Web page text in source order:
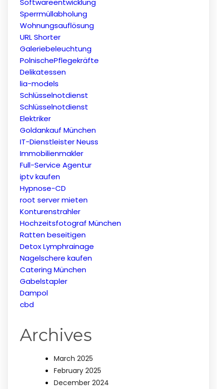
Softwareentwicklung
Sperrmüllabholung
Wohnungsauflösung
URL Shorter
Galeriebeleuchtung
PolnischePflegekräfte
Delikatessen
lia-models
Schlüsselnotdienst
Schlüsselnotdienst
Elektriker
Goldankauf München
IT-Dienstleister Neuss
Immobilienmakler
Full-Service Agentur
iptv kaufen
Hypnose-CD
root server mieten
Konturenstrahler
Hochzeitsfotograf München
Ratten beseitigen
Detox Lymphrainage
Nagelschere kaufen
Catering München
Gabelstapler
Dampol
cbd
Archives
March 2025
February 2025
December 2024